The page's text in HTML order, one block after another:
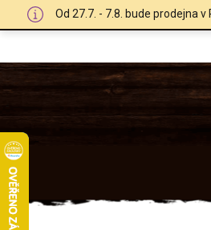
Od 27.7. - 7.8. bude prodejna